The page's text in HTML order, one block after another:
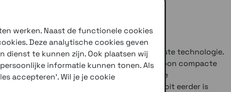
55
van de laatste generatie vol met de laatste technologie.
nieuw ontwerp met een buitengewoon compacte
Het interieur, met zijn exclusieve naadloze
ongeëvenaard comfortniveau dat nog nooit eerder is
werken. Naast de functionele cookies
Deze analytische cookies geven
dienst te kunnen zijn. Ook plaatsen wij
informatie kunnen tonen. Als
accepteren'. Wil je je cookie